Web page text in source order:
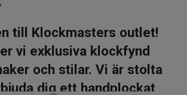
till Klockmasters outlet!
vi exklusiva klockfynd
och stilar. Vi är stolta
dig ett handplockat